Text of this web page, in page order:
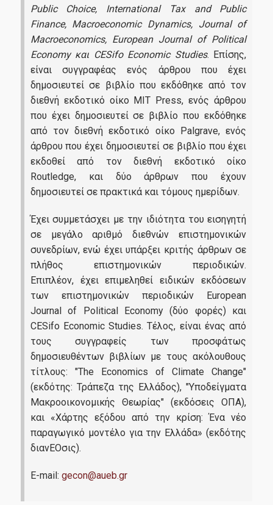
Public Choice, International Tax and Public
Finance, Macroeconomic Dynamics, Journal of
Macroeconomics, European Journal of Political
Economy και CESifo Economic Studies. Επίσης,
είναι συγγραφέας ενός άρθρου που έχει
δημοσιευτεί σε βιβλίο που εκδόθηκε από τον
διεθνή εκδοτικό οίκο MIT Press, ενός άρθρου
που έχει δημοσιευτεί σε βιβλίο που εκδόθηκε
από τον διεθνή εκδοτικό οίκο Palgrave, ενός
άρθρου που έχει δημοσιευτεί σε βιβλίο που έχει
εκδοθεί από τον διεθνή εκδοτικό οίκο
Routledge, και δύο άρθρων που έχουν
δημοσιευτεί σε πρακτικά και τόμους ημερίδων.
Έχει συμμετάσχει με την ιδιότητα του εισηγητή
σε μεγάλο αριθμό διεθνών επιστημονικών
συνεδρίων, ενώ έχει υπάρξει κριτής άρθρων σε
πλήθος επιστημονικών περιοδικών.
Επιπλέον, έχει επιμεληθεί ειδικών εκδόσεων
των επιστημονικών περιοδικών European
Journal of Political Economy (δύο φορές) και
CESifo Economic Studies. Τέλος, είναι ένας από
τους συγγραφείς των προσφάτως
δημοσιευθέντων βιβλίων με τους ακόλουθους
τίτλους: "The Economics of Climate Change"
(εκδότης: Τράπεζα της Ελλάδος), "Υποδείγματα
Μακροοικονομικής Θεωρίας" (εκδόσεις ΟΠΑ),
και «Χάρτης εξόδου από την κρίση: Ένα νέο
παραγωγικό μοντέλο για την Ελλάδα» (εκδότης
διανΕΟσις).
E-mail: gecon@aueb.gr